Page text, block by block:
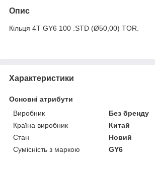
Опис
Кільця 4T GY6 100 .STD (Ø50,00) TOR.
Характеристики
Основні атрибути
Виробник
Без бренду
Країна виробник
Китай
Стан
Новий
Сумісність з маркою
GY6